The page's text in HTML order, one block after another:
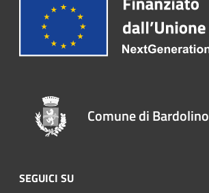
Comune di Bardolino
SEGUICI SU